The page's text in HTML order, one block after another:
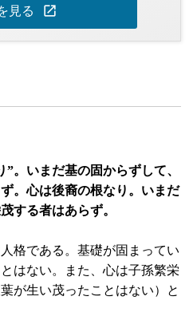
見る open_in_new
”。いまだ基の固からずして、
。心は後裔の根なり。いまだ
する者はあらず。
格である。基礎が固まってい
はない。また、心は子孫繁栄
が生い茂ったことはない）と